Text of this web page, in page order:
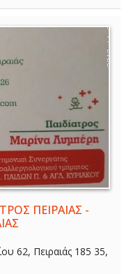
ΠΕΙΡΑΙΑΣ -
62, Πειραιάς 185 35,